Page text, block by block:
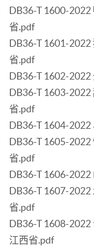
DB36-T 1600-
省.pdf
DB36-T 1601-
省.pdf
DB36-T 1602-
DB36-T 1603-
省.pdf
DB36-T 1604-
DB36-T 1605-
省.pdf
DB36-T 1606-
DB36-T 1607-
省.pdf
DB36-T 1608-
江西省.pdf